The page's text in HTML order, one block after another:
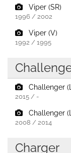
Viper (SR)
1996 / 2002
Viper (V)
1992 / 1995
Challenger
2015 / -
Challenger
2008 / 2014
Charger